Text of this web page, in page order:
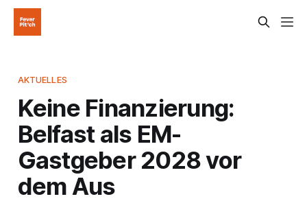
AKTUELLES
Keine Finanzierung:
Belfast als EM-
Gastgeber 2028 vor
dem Aus